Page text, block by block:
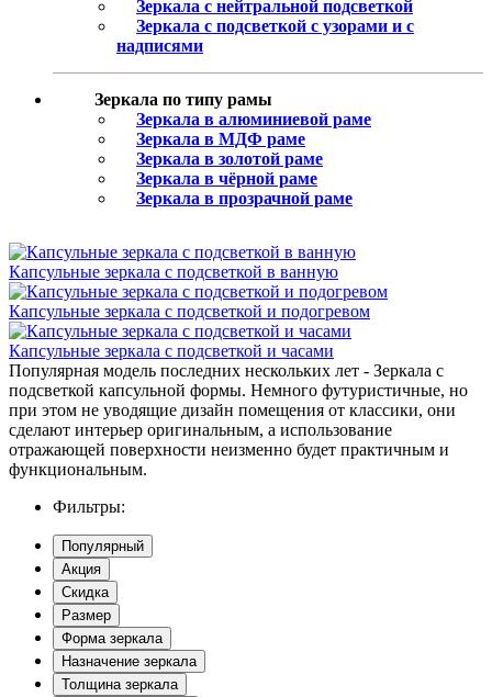
Зеркала с нейтральной подсветкой
Зеркала с подсветкой с узорами и с
надписями
Зеркала по типу рамы
Зеркала в алюминиевой раме
Зеркала в МДФ раме
Зеркала в золотой раме
Зеркала в чёрной раме
Зеркала в прозрачной раме
Капсульные зеркала с подсветкой в ванную
Капсульные зеркала с подсветкой и подогревом
Капсульные зеркала с подсветкой и часами
Популярная модель последних нескольких лет - Зеркала с
подсветкой капсульной формы. Немного футуристичные, но
при этом не уводящие дизайн помещения от классики, они
сделают интерьер оригинальным, а использование
отражающей поверхности неизменно будет практичным и
функциональным.
Фильтры:
Популярный
Акция
Скидка
Размер
Форма зеркала
Назначение зеркала
Толщина зеркала